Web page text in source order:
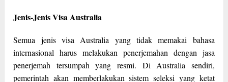
Jenis-Jenis Visa Australia
Semua jenis visa Australia yang tidak memakai bahasa
internasional harus melakukan penerjemahan dengan jasa
penerjemah tersumpah yang resmi. Di Australia sendiri,
pemerintah akan memberlakukan sistem seleksi yang ketat